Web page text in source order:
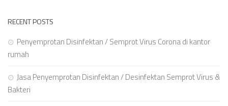
RECENT POSTS
Penyemprotan Disinfektan / Semprot Virus Corona di kantor
rumah
Jasa Penyemprotan Disinfektan / Desinfektan Semprot Virus &
Bakteri